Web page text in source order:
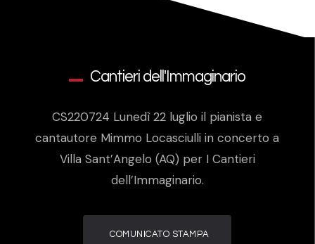
Cantieri dell'Immaginario
CS220724 Lunedì 22 luglio il pianista e
cantautore Mimmo Locasciulli in concerto a
Villa Sant’Angelo (AQ) per I Cantieri
dell’Immaginario.
COMUNICATO STAMPA